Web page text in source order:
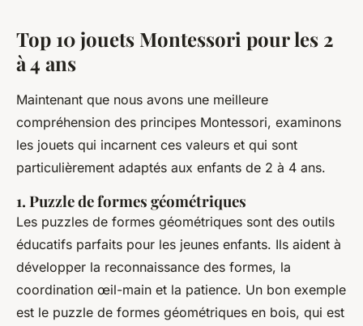
Top 10 jouets Montessori pour les 2
à 4 ans
Maintenant que nous avons une meilleure
compréhension des principes Montessori, examinons
les jouets qui incarnent ces valeurs et qui sont
particulièrement adaptés aux enfants de 2 à 4 ans.
1. Puzzle de formes géométriques
Les puzzles de formes géométriques sont des outils
éducatifs parfaits pour les jeunes enfants. Ils aident à
développer la reconnaissance des formes, la
coordination œil-main et la patience. Un bon exemple
est le puzzle de formes géométriques en bois, qui est